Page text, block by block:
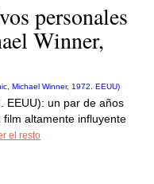
personales
Winner,
EEUU): un par de años
altamente influyente
el resto